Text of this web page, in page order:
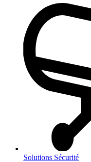
Solutions Sécurité